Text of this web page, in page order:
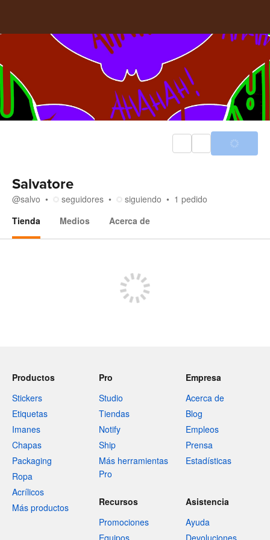
Salvatore
@salvo seguidores siguiendo 1 pedido
Tienda
Medios Acerca de
Productos
Stickers
Etiquetas
Imanes
Chapas
Packaging
Ropa
Acrílicos
Más productos
Pro
Studio
Tiendas
Notify
Ship
Más herramientas
Pro
Empresa
Acerca de
Blog
Empleos
Prensa
Estadísticas
Recursos
Promociones
Equipos
Asistencia
Ayuda
Devoluciones